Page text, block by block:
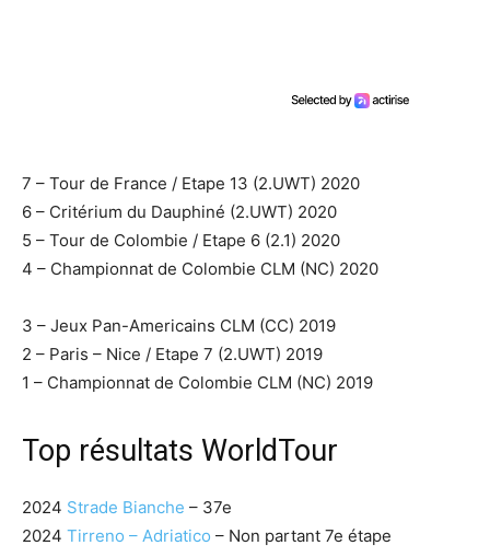
7 – Tour de France / Etape 13 (2.UWT) 2020
6 – Critérium du Dauphiné (2.UWT) 2020
5 – Tour de Colombie / Etape 6 (2.1) 2020
4 – Championnat de Colombie CLM (NC) 2020
3 – Jeux Pan-Americains CLM (CC) 2019
2 – Paris – Nice / Etape 7 (2.UWT) 2019
1 – Championnat de Colombie CLM (NC) 2019
Top résultats WorldTour
2024 Strade Bianche – 37e
2024 Tirreno – Adriatico – Non partant 7e étape